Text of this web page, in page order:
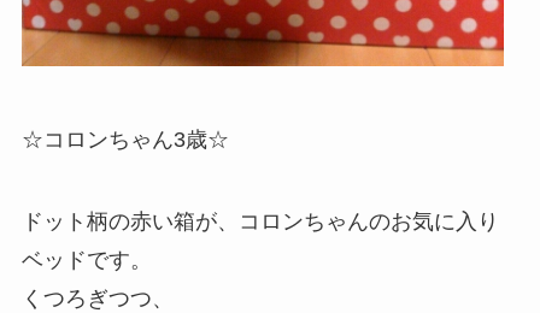
☆コロンちゃん3歳☆
ドット柄の赤い箱が、コロンちゃんのお気に入り
ベッドです。
くつろぎつつ、